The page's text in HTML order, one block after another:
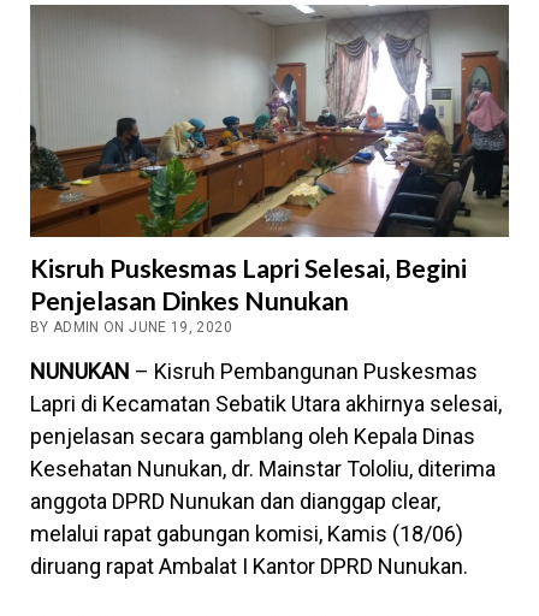
Kisruh Puskesmas Lapri Selesai, Begini
Penjelasan Dinkes Nunukan
BY ADMIN ON JUNE 19, 2020
NUNUKAN – Kisruh Pembangunan Puskesmas
Lapri di Kecamatan Sebatik Utara akhirnya selesai,
penjelasan secara gamblang oleh Kepala Dinas
Kesehatan Nunukan, dr. Mainstar Tololiu, diterima
anggota DPRD Nunukan dan dianggap clear,
melalui rapat gabungan komisi, Kamis (18/06)
diruang rapat Ambalat I Kantor DPRD Nunukan.